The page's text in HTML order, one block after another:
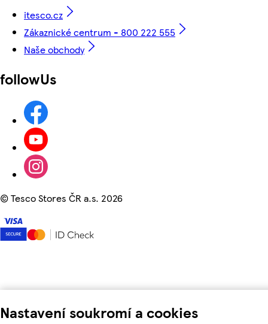
Nastavení soukromí a cookies
itesco.cz
Zákaznické centrum - 800 222 555
Naše obchody
followUs
©Tesco Stores ČR a.s. 2026